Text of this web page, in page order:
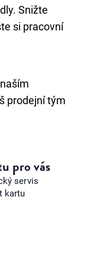
Snižte
si pracovní
prodejní tým
pro vás
servis
kartu